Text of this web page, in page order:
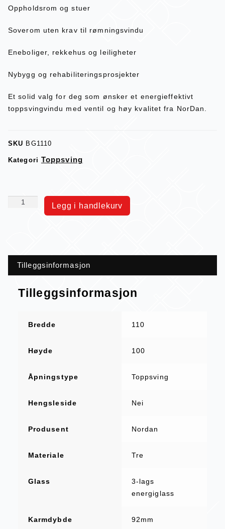
Oppholdsrom og stuer
Soverom uten krav til rømningsvindu
Eneboliger, rekkehus og leiligheter
Nybygg og rehabiliteringsprosjekter
Et solid valg for deg som ønsker et energieffektivt
toppsvingvindu med ventil og høy kvalitet fra NorDan.
SKU BG1110
Kategori Toppsving
Legg i handlekurv
Tilleggsinformasjon
Tilleggsinformasjon
Bredde 110
Høyde 100
Åpningstype Toppsving
Hengsleside Nei
Produsent Nordan
Materiale Tre
Glass
3-lags
energiglass
Karmdybde 92mm